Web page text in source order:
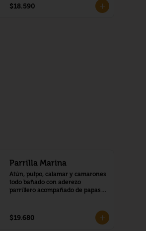
$18.590
Parrilla Marina
Atún, pulpo, calamar y camarones
todo bañado con aderezo
parrillero acompañado de papas
$19.680